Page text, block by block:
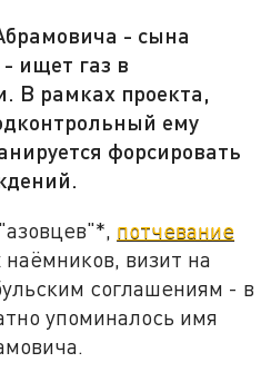
- сына
ищет газ в
В рамках проекта,
ему
форсировать
потчевание
наёмников, визит на
соглашениям - в
упоминалось имя